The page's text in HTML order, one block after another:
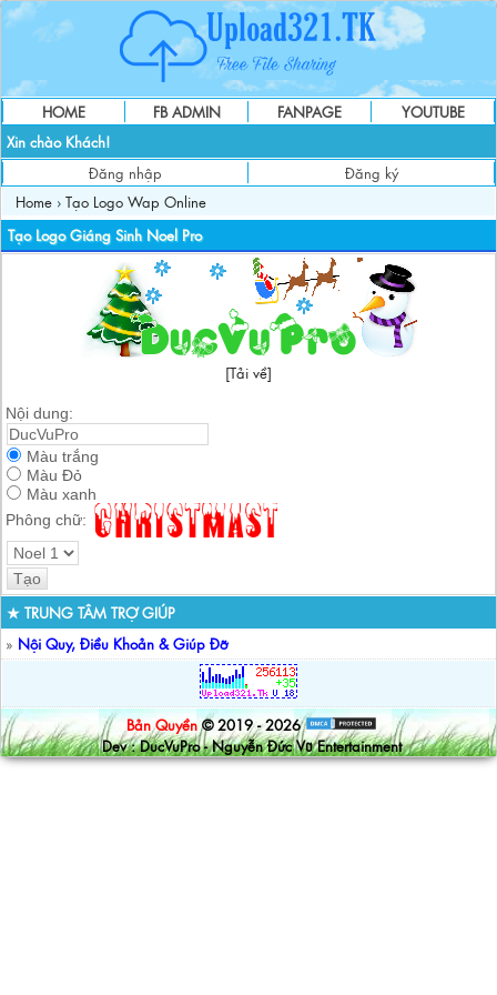
HOME FB ADMIN FANPAGE
YOUTUBE
Xin chào Khách!
Đăng nhập
Đăng ký
Home › Tạo Logo Wap Online
Tạo Logo Giáng Sinh Noel Pro
[Tải về]
Nội dung:
Màu trắng
Màu Đỏ
Màu xanh
Phông chữ:
★ TRUNG TÂM TRỢ GIÚP
» Nội Quy, Điều Khoản & Giúp Đỡ
Bản Quyền © 2019 - 2026
Dev : DucVuPro - Nguyễn Đức Vũ Entertainment